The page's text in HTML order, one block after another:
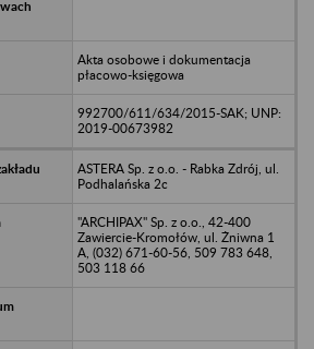
Akta osobowe i dokumentacja
płacowo-księgowa
992700/611/634/2015-SAK; UNP:
2019-00673982
ASTERA Sp. z o.o. - Rabka Zdrój, ul.
Podhalańska 2c
"ARCHIPAX" Sp. z o.o., 42-400
Zawiercie-Kromołów, ul. Żniwna 1
A, (032) 671-60-56, 509 783 648,
503 118 66